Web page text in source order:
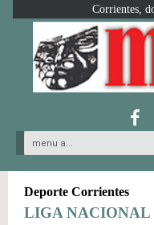
Corrientes,
Deporte Corrientes
LIGA NACIONAL